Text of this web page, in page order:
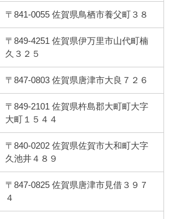
〒841-0055 佐賀県鳥栖市養父町３８
〒849-4251 佐賀県伊万里市山代町楠
久３２５
〒847-0803 佐賀県唐津市大良７２６
〒849-2101 佐賀県杵島郡大町町大字
大町１５４４
〒840-0202 佐賀県佐賀市大和町大字
久池井４８９
〒847-0825 佐賀県唐津市見借３９７
４